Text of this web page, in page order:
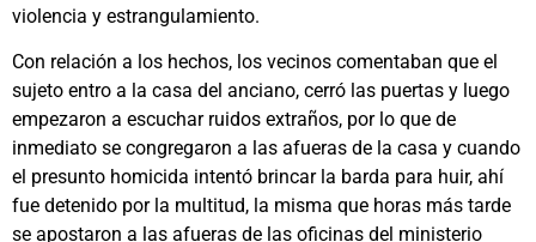
violencia y estrangulamiento.
Con relación a los hechos, los vecinos comentaban que el
sujeto entro a la casa del anciano, cerró las puertas y luego
empezaron a escuchar ruidos extraños, por lo que de
inmediato se congregaron a las afueras de la casa y cuando
el presunto homicida intentó brincar la barda para huir, ahí
fue detenido por la multitud, la misma que horas más tarde
se apostaron a las afueras de las oficinas del ministerio